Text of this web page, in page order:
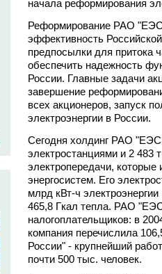
начала реформирования
Реформирование РАО "ЕЭС
эффективность
предпосылки для притока
обеспечить надежность
России. Главные задачи
завершение
всех акционеров, запуск
электроэнергии в России.
Сегодня холдинг РАО "ЕЭС
электростанциями и 2 483
электропередачи,
энергосистем. Его
млрд кВт-ч
465,8 Гкал тепла. РАО
налогоплательщиков: в
компания перечислила
России" - крупнейший
почти 500 тыс. человек.